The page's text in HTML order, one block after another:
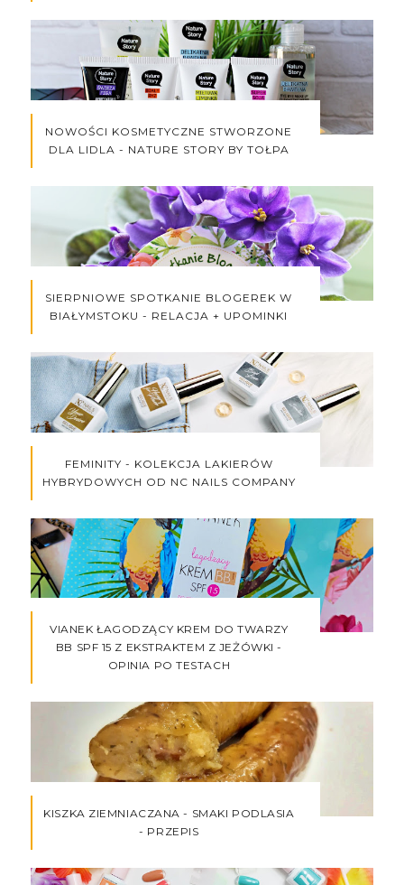
NOWOŚCI KOSMETYCZNE STWORZONE
DLA LIDLA - NATURE STORY BY TOŁPA
SIERPNIOWE SPOTKANIE BLOGEREK W
BIAŁYMSTOKU - RELACJA + UPOMINKI
FEMINITY - KOLEKCJA LAKIERÓW
HYBRYDOWYCH OD NC NAILS COMPANY
VIANEK ŁAGODZĄCY KREM DO TWARZY
BB SPF 15 Z EKSTRAKTEM Z JEŻÓWKI -
OPINIA PO TESTACH
KISZKA ZIEMNIACZANA - SMAKI PODLASIA
- PRZEPIS